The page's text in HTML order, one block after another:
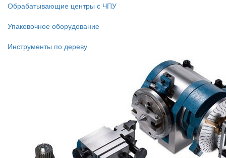
Обрабатывающие центры с ЧПУ
Упаковочное оборудование
Инструменты по дереву